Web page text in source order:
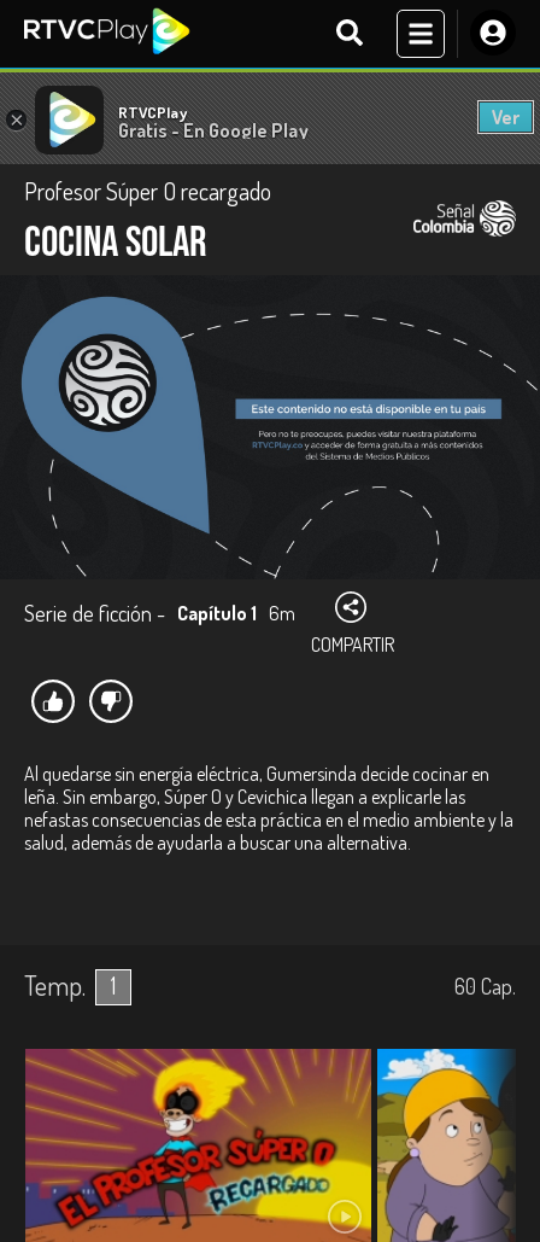
× RTVCPlay
Gratis - En Google Play
Ver
Profesor Súper O recargado
Cocina Solar
Serie de ficción - Capítulo 1 6m
COMPARTIR
Al quedarse sin energía eléctrica, Gumersinda decide cocinar en
leña. Sin embargo, Súper O y Cevichica llegan a explicarle las
nefastas consecuencias de esta práctica en el medio ambiente y la
salud, además de ayudarla a buscar una alternativa.
Temp. 1 60 Cap.